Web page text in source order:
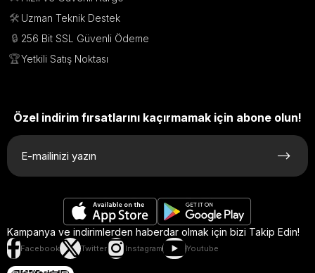
🛠️ Uzman Teknik Destek
🔒 256 Bit SSL Güvenli Ödeme
🏆Yetkili Satış Noktası
Özel indirim fırsatlarını kaçırmamak için abone olun!
Kampanya ve indirimlerden haberdar olmak için bizi Takip Edin!
Facebook Twitter Instagram Youtube